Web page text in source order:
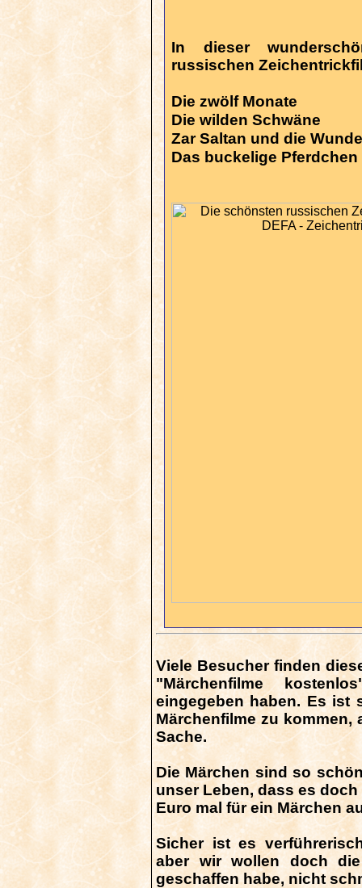
In dieser
russischen
Die zwölf Monate
Die wilden Schwäne
Zar Saltan und die
Das buckelige Pferdchen
Viele Besucher finden
"Märchenfilme
eingegeben haben. Es ist
Märchenfilme zu
Sache.
Die Märchen sind so
unser Leben, dass es
Euro mal für ein Märchen
Sicher ist es
aber wir wollen doch
geschaffen habe, nicht